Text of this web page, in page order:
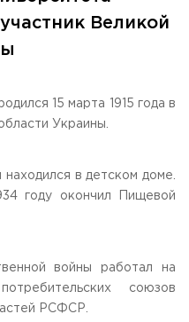
people
объединение в
association in the
education
organization
Великой
15 марта 1915 года в
Украины.
в детском доме.
году окончил Пищевой
войны работал на
союзов
РСФСР.